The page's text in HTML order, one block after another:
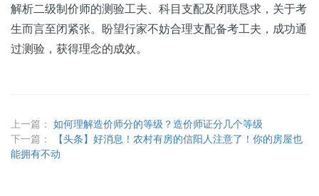
解析二级制价师的测验工夫、科目支配及闭联恳求，关于考
生而言至闭紧张。盼望行家不妨合理支配备考工夫，成功通
过测验，获得理念的成效。
上一篇： 如何理解造价师分的等级？造价师证分几个等级
下一篇：
【头条】好消息！农村有房的信阳人注意了！你的房屋也
能拥有不动